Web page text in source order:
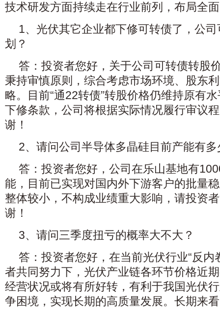
技术研发方面持续走在行业前列，布局全
1、光伏其它企业都下修可转债了，公
划？
答：投资者您好，关于公司可转债转股
秉持审慎原则，综合考虑市场环境、股东
略。目前“通22转债”转股价格仍维持原有
下修条款，公司将根据实际情况履行审议
谢！
2、请问公司半导体多晶硅目前产能有
答：投资者您好，公司在乐山基地有
能，目前已实现对国内外下游客户的批量
整体较小，不构成业绩重大影响，请投资
谢！
3、请问三季度扭亏的概率大不大？
答：投资者您好，在当前光伏行业“反内
者共同努力下，光伏产业链各环节价格近
经营状况或将有所好转，有利于我国光伏
争困境，实现长期的高质量发展。长期来